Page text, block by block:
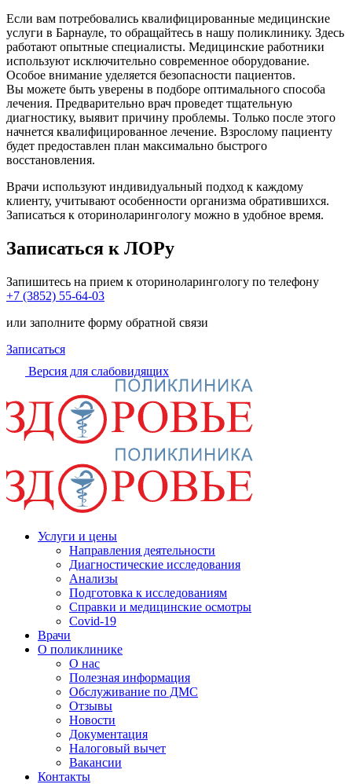
Если вам потребовались квалифицированные медицинские
услуги в Барнауле, то обращайтесь в нашу поликлинику. Здесь
работают опытные специалисты. Медицинские работники
используют исключительно современное оборудование.
Особое внимание уделяется безопасности пациентов.
Вы можете быть уверены в подборе оптимального способа
лечения. Предварительно врач проведет тщательную
диагностику, выявит причину проблемы. Только после этого
начнется квалифицированное лечение. Взрослому пациенту
будет предоставлен план максимально быстрого
восстановления.
Врачи используют индивидуальный подход к каждому
клиенту, учитывают особенности организма обратившихся.
Записаться к оториноларингологу можно в удобное время.
Записаться к ЛОРу
Запишитесь на прием к оториноларингологу по телефону
+7 (3852) 55-64-03
или заполните форму обратной связи
Записаться
Версия для слабовидящих
Услуги и цены
Направления деятельности
Диагностические исследования
Анализы
Подготовка к исследованиям
Справки и медицинские осмотры
Covid-19
Врачи
О поликлинике
О нас
Полезная информация
Обслуживание по ДМС
Отзывы
Новости
Документация
Налоговый вычет
Вакансии
Контакты